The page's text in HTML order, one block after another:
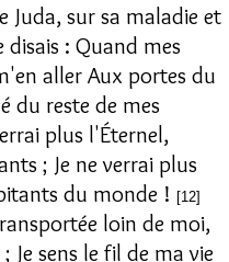
Juda, sur sa maladie et
disais : Quand mes
aller Aux portes du
du reste de mes
plus l'Éternel,
; Je ne verrai plus
du monde ! [12]
loin de moi,
Je sens le fil de ma vie